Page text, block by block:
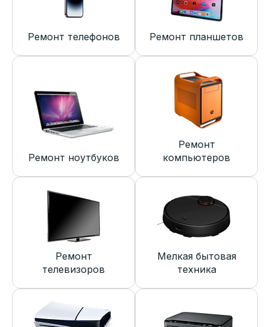
Ремонт телефонов Ремонт планшетов
Ремонт ноутбуков
Ремонт
компьютеров
Ремонт
телевизоров
Мелкая бытовая
техника